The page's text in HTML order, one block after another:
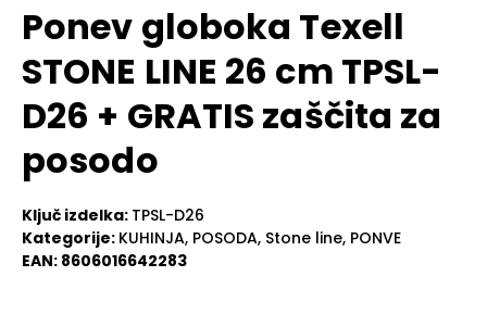
Ponev globoka Texell
STONE LINE 26 cm TPSL-
D26 + GRATIS zaščita za
posodo
Ključ izdelka: TPSL-D26
Kategorije: KUHINJA, POSODA, Stone line, PONVE
EAN: 8606016642283